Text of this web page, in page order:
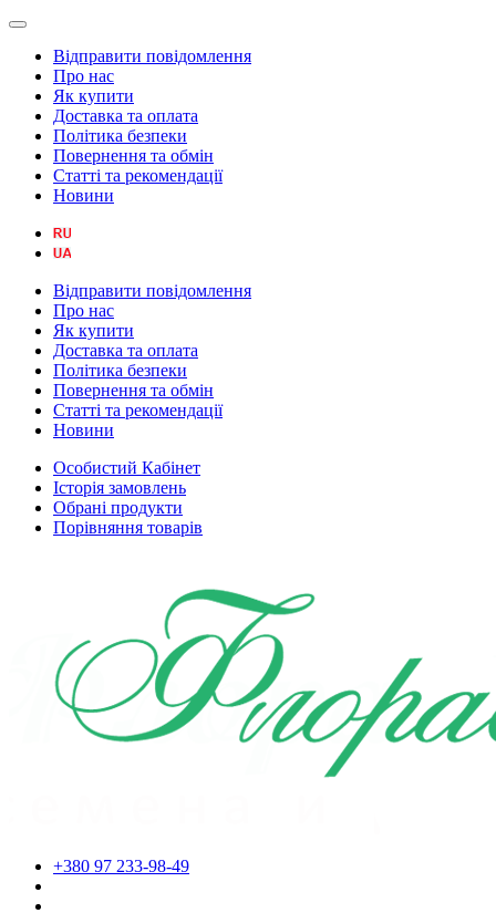
Відправити повідомлення
Про нас
Як купити
Доставка та оплата
Політика безпеки
Повернення та обмін
Статті та рекомендації
Новини
Відправити повідомлення
Про нас
Як купити
Доставка та оплата
Політика безпеки
Повернення та обмін
Статті та рекомендації
Новини
Особистий Кабінет
Історія замовлень
Обрані продукти
Порівняння товарів
+380 97 233-98-49